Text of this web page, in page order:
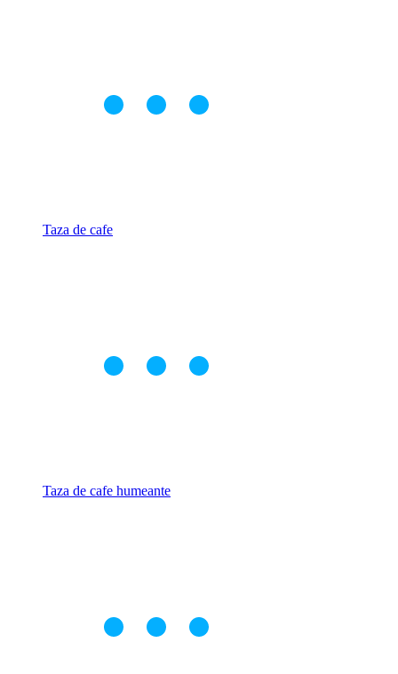
Taza de cafe
Taza de cafe humeante